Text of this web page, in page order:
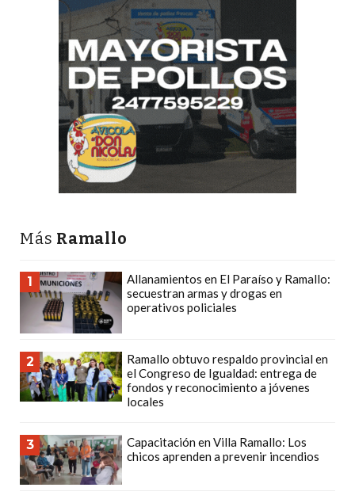
CREATINA
ENTRENO
ASESORAMIENTO
PROFESIONAL
CHANGUITO.COM.AR
CÓMO
CREAR
TIENDAS
ONLINE
PEDIDOS
POR
WHATSAPP
ONLINE
GRATIS
EN
Más Ramallo
1
Allanamientos en El Paraíso y Ramallo:
secuestran armas y drogas en
operativos policiales
2
Ramallo obtuvo respaldo provincial en
el Congreso de Igualdad: entrega de
fondos y reconocimiento a jóvenes
locales
3
Capacitación en Villa Ramallo: Los
chicos aprenden a prevenir incendios